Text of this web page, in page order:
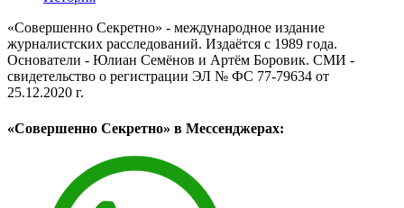
«Совершенно Секретно» - международное издание
журналистских расследований. Издаётся с 1989 года.
Основатели - Юлиан Семёнов и Артём Боровик. CМИ -
свидетельство о регистрации ЭЛ № ФС 77-79634 от
25.12.2020 г.
«Совершенно Секретно» в Мессенджерах: